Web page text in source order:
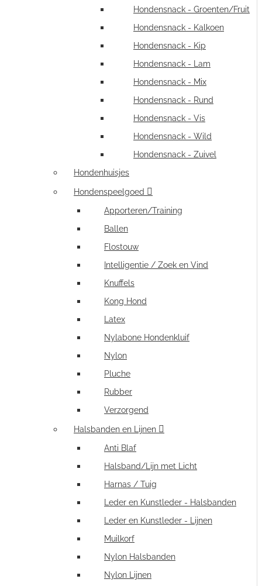
Hondensnack - Groenten/Fruit
Hondensnack - Kalkoen
Hondensnack - Kip
Hondensnack - Lam
Hondensnack - Mix
Hondensnack - Rund
Hondensnack - Vis
Hondensnack - Wild
Hondensnack - Zuivel
Hondenhuisjes
Hondenspeelgoed
Apporteren/Training
Ballen
Flostouw
Intelligentie / Zoek en Vind
Knuffels
Kong Hond
Latex
Nylabone Hondenkluif
Nylon
Pluche
Rubber
Verzorgend
Halsbanden en Lijnen
Anti Blaf
Halsband/Lijn met Licht
Harnas / Tuig
Leder en Kunstleder - Halsbanden
Leder en Kunstleder - Lijnen
Muilkorf
Nylon Halsbanden
Nylon Lijnen